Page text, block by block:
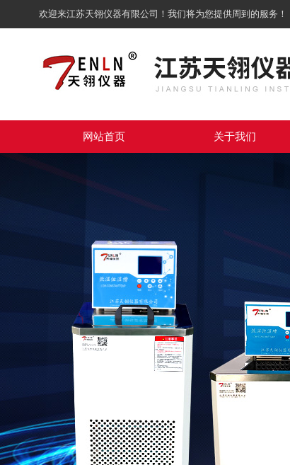
欢迎来江苏天翎仪器有限公司！我们将为您提供周到的服务！
网站首页 关于我们